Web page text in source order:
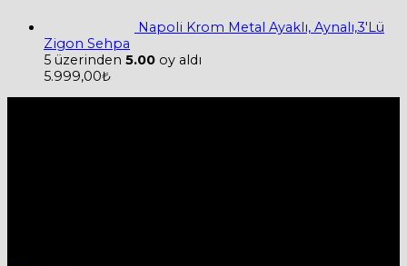
Napoli Krom Metal Ayaklı, Aynalı,3'Lü
Zigon Sehpa
5 üzerinden 5.00 oy aldı
5.999,00₺